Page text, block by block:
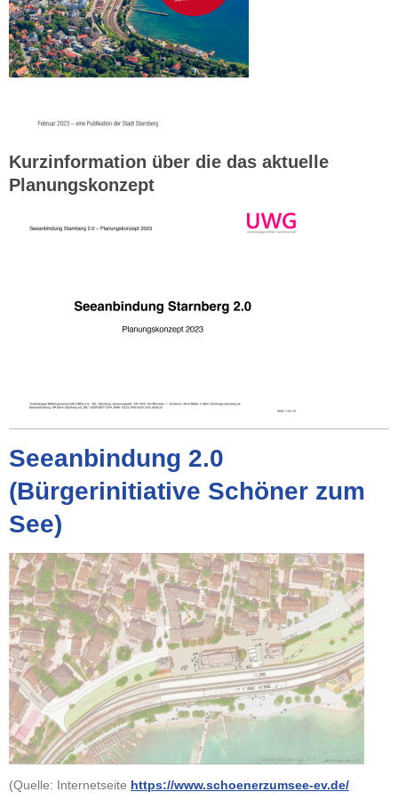
Kurzinformation über die das aktuelle
Planungskonzept
Seeanbindung 2.0
(Bürgerinitiative Schöner zum
See)
(Quelle: Internetseite https://www.schoenerzumsee-ev.de/